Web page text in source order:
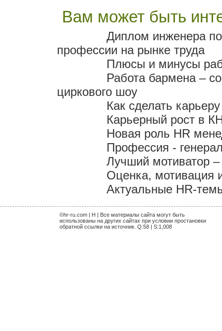
Вам может быть
Диплом инженера
профессии на рынке труда
Плюсы и минусы
Работа бармена –
циркового шоу
Как сделать
Карьерный рост в
Новая роль HR
Профессия -
Лучший мотиватор –
Оценка, мотивация
Актуальные HR-
©hr-ru.com | H | Все материалы сайта могут быть
использованы на других сайтах при условии простановки
обратной ссылки на источник. Q:58 | S:1,008